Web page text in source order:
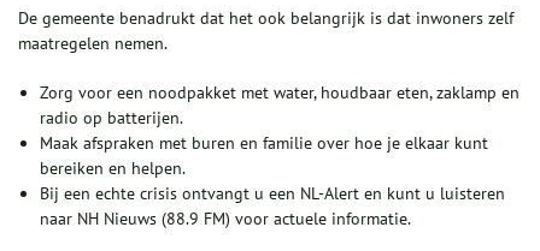
De gemeente benadrukt dat het ook belangrijk is dat inwoners zelf
maatregelen nemen.
Zorg voor een noodpakket met water, houdbaar eten, zaklamp en
radio op batterijen.
Maak afspraken met buren en familie over hoe je elkaar kunt
bereiken en helpen.
Bij een echte crisis ontvangt u een NL-Alert en kunt u luisteren
naar NH Nieuws (88.9 FM) voor actuele informatie.